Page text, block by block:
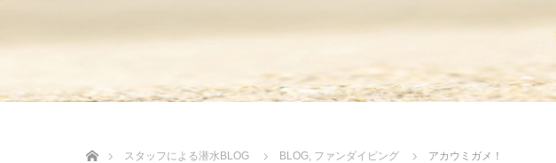
スタッフによる潜水BLOG
BLOG, ファンダイビング アカウミガメ！